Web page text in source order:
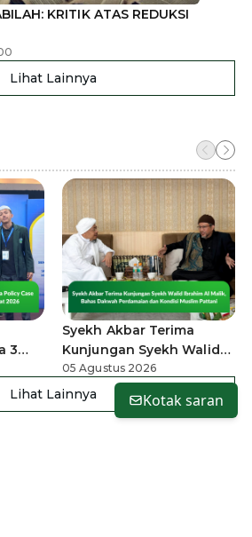
KRITIK ATAS REDUKSI
Lihat Lainnya
3
Syekh Akbar Terima
Kunjungan Syekh Walid
Ibrahim Al Malik, Bahas
Dakwah Perdamaian dan
Kondisi Muslim Pattani
05 Agustus 2026
Lihat Lainnya Kotak saran